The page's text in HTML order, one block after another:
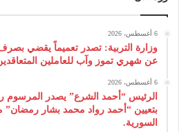
6 أغسطس، 2026
وزارة التربية: تصدر تعميماً يقضي
عن شهري تموز وآب للعاملين
6 أغسطس، 2026
بتعيين “أحمد رواد محمد بشار رمضان”
السورية.